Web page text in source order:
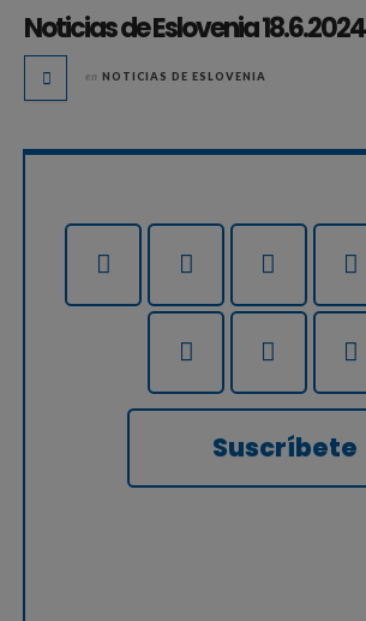
Noticias de Eslovenia 18.6.2024
en NOTICIAS DE ESLOVENIA
Suscríbete